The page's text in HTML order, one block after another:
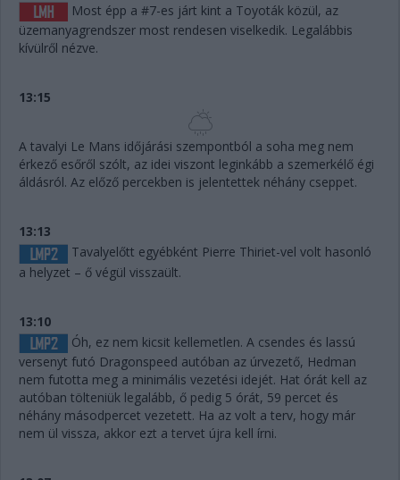
Most épp a #7-es járt kint a Toyoták közül, az
üzemanyagrendszer most rendesen viselkedik. Legalábbis
kívülről nézve.
13:15
A tavalyi Le Mans időjárási szempontból a soha meg nem
érkező esőről szólt, az idei viszont leginkább a szemerkélő égi
áldásról. Az előző percekben is jelentettek néhány cseppet.
13:13
Tavalyelőtt egyébként Pierre Thiriet-vel volt hasonló
a helyzet – ő végül visszaült.
13:10
Óh, ez nem kicsit kellemetlen. A csendes és lassú
versenyt futó Dragonspeed autóban az úrvezető, Hedman
nem futotta meg a minimális vezetési idejét. Hat órát kell az
autóban tölteniük legalább, ő pedig 5 órát, 59 percet és
néhány másodpercet vezetett. Ha az volt a terv, hogy már
nem ül vissza, akkor ezt a tervet újra kell írni.